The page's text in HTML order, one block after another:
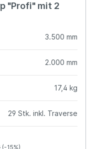
"Profi" mit 2
3.500 mm
2.000 mm
17,4 kg
29 Stk. inkl. Traverse
(-15%)